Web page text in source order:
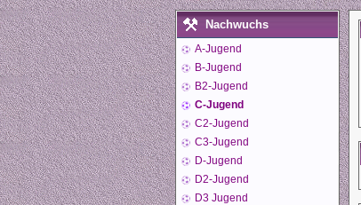
Nachwuchs
A-Jugend
B-Jugend
B2-Jugend
C-Jugend
C2-Jugend
C3-Jugend
D-Jugend
D2-Jugend
D3 Jugend